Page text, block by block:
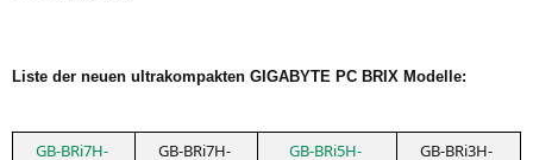
Lis­te der neu­en ultra­kom­pak­ten GIGABYTE PC BRIX Modelle:
GB-BRi7H-
GB-BRi7H-
GB-BRi5H-
GB-BRi3H-